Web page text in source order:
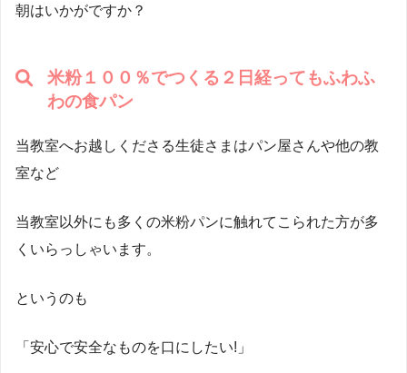
朝はいかがですか？
米粉１００％でつくる２日経ってもふわふ
わの食パン
当教室へお越しくださる生徒さまはパン屋さんや他の教
室など
当教室以外にも多くの米粉パンに触れてこられた方が多
くいらっしゃいます。
というのも
「安心で安全なものを口にしたい!」